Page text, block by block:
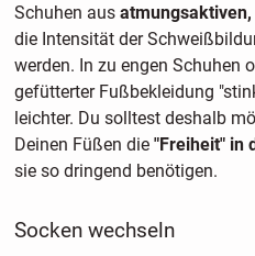
Schuhen aus
die Intensität der
werden. In zu engen Schuhen
gefütterter Fußbekleidung
leichter. Du solltest deshalb
Deinen Füßen die "Freiheit" in
sie so dringend benötigen.
Socken wechseln